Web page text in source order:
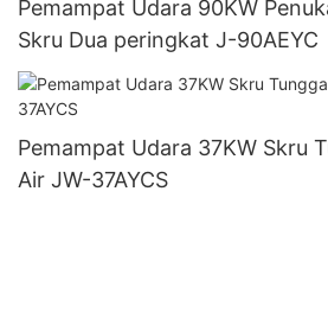
Pemampat Udara 90KW
Skru Dua peringkat J-90AEYC
Pemampat Udara 37KW Skru
Air JW-37AYCS